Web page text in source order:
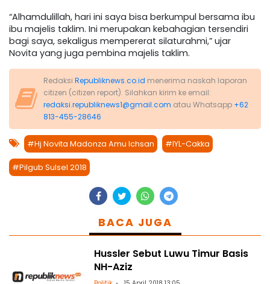
“Alhamdulillah, hari ini saya bisa berkumpul bersama ibu
ibu majelis taklim. Ini merupakan kebahagian tersendiri
bagi saya, sekaligus mempererat silaturahmi,” ujar
Novita yang juga pembina majelis taklim.
Redaksi Republiknews.co.id menerima naskah laporan
citizen (citizen report). Silahkan kirim ke email:
redaksi.republiknews1@gmail.com atau Whatsapp +62
813-455-28646
#Hj Novita Madonza Amu Ichsan #IYL-Cakka
#Pilgub Sulsel 2018
BACA JUGA
Hussler Sebut Luwu Timur Basis
NH-Aziz